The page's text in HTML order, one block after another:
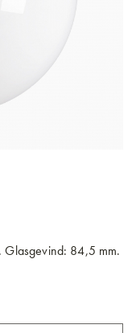
Glasgevind: 84,5 mm.